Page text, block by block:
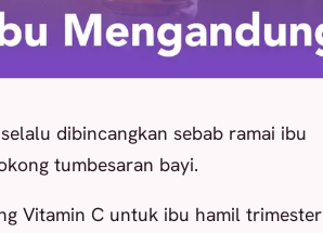
dibincangkan sebab ramai ibu
tumbesaran bayi.
Vitamin C untuk ibu hamil trimester